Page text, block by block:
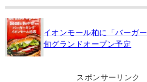
イオンモール柏に「バーガ
旬グランドオープン予定
スポンサーリンク